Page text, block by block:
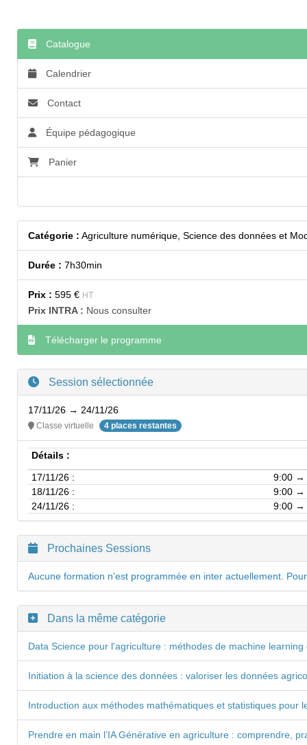
Catalogue
Calendrier
Contact
Équipe pédagogique
Panier
Catégorie : Agriculture numérique, Science des données et
Durée : 7h30min
Prix : 595 € HT
Prix INTRA : Nous consulter
Télécharger le programme
Session sélectionnée
17/11/26 → 24/11/26
Classe virtuelle 4 places restantes
Détails :
17/11/26 :
9:00 →
18/11/26 :
9:00 →
24/11/26 :
9:00 →
Prochaines Sessions
Aucune formation n'est programmée en inter actuellement.
Dans la même catégorie
Data Science pour l'agriculture : méthodes de machine
Initiation à la science des données : valoriser les données
Introduction aux méthodes mathématiques et statistiques pour
Prendre en main l’IA Générative en agriculture : comprendre,